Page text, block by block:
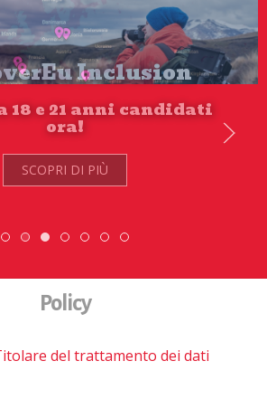
sono i nostri
volontari
SCOPRI DI PIÙ
Scambio Giovanile » 19 - 28 maggio
DiscoverEu Inclusion
Scopri dove sono i nostri
ESC » Volontariato
Policy
del trattamento dei dati